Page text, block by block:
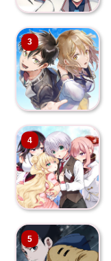
3
4
5